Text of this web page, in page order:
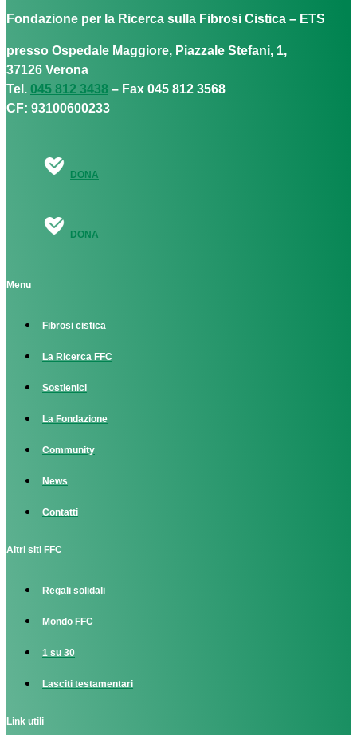
Fondazione per la Ricerca sulla Fibrosi Cistica – ETS
presso Ospedale Maggiore, Piazzale Stefani, 1,
37126 Verona
Tel. 045 812 3438 – Fax 045 812 3568
CF: 93100600233
DONA
DONA
Menu
Fibrosi cistica
La Ricerca FFC
Sostienici
La Fondazione
Community
News
Contatti
Altri siti FFC
Regali solidali
Mondo FFC
1 su 30
Lasciti testamentari
Link utili